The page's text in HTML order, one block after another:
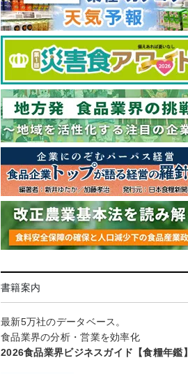
書籍案内
最新5万社のデータベース。
食品業界の分析・営業を効率化
2026食品業界ビジネスガイド【食糧年鑑】